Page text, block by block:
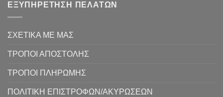
ΕΞΥΠΗΡΕΤΗΣΗ ΠΕΛΑΤΩΝ
ΣΧΕΤΙΚΑ ΜΕ ΜΑΣ
ΤΡΟΠΟΙ ΑΠΟΣΤΟΛΗΣ
ΤΡΟΠΟΙ ΠΛΗΡΩΜΗΣ
ΠΟΛΙΤΙΚΗ ΕΠΙΣΤΡΟΦΩΝ/ΑΚΥΡΩΣΕΩΝ